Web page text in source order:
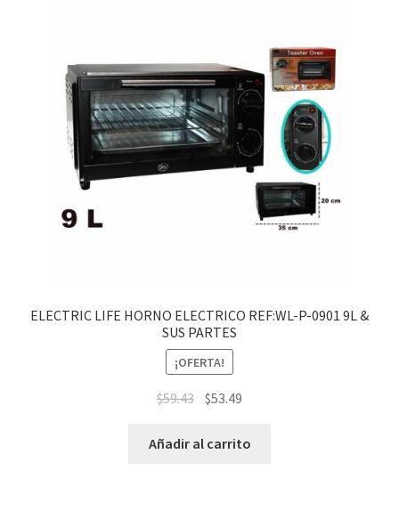
ELECTRIC LIFE HORNO ELECTRICO REF:WL-P-0901 9L &
SUS PARTES
¡OFERTA!
$59.43 $53.49
Añadir al carrito